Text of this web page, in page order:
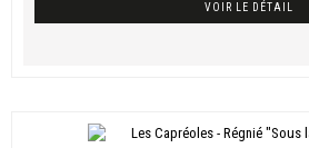
VOIR LE DÉTAIL